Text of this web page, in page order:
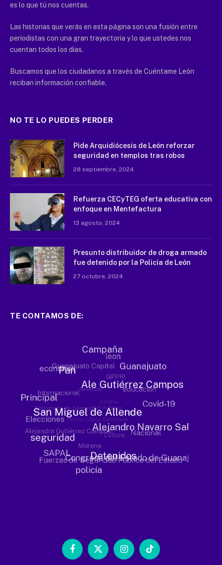
es lo que tú nos cuentas.
Las historias que verás en esta página son una fusión entre
periodistas con una gran trayectoria y lo que ustedes nos
cuentan todos los días.
Buscamos que los ciudadanos a través de Cuéntame León
reciban información confiable.
NO TE LO PUEDES PERDER
Pide Arquidiócesis de León reforzar
seguridad en templos tras robos
28 septiembre, 2024
Refuerza CECyTEG oferta educativa con
enfoque en Mentefactura
13 agosto, 2024
Presunto distribuidor de droga armado
fue detenido por la Policía de León
27 octubre, 2024
TE CONTAMOS DE:
Facebook
X
InstagramTikTok